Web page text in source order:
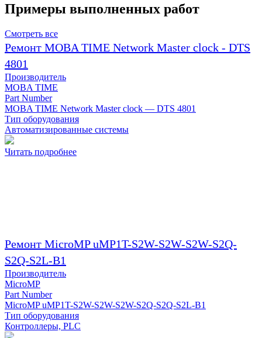
Примеры выполненных работ
Смотреть все
Ремонт MOBA TIME Network Master clock - DTS
4801
Производитель
MOBA TIME
Part Number
MOBA TIME Network Master clock — DTS 4801
Тип оборудования
Автоматизированные системы
Читать подробнее
Ремонт MicroMP uMP1T-S2W-S2W-S2W-S2Q-
S2Q-S2L-B1
Производитель
MicroMP
Part Number
MicroMP uMP1T-S2W-S2W-S2W-S2Q-S2Q-S2L-B1
Тип оборудования
Контроллеры, PLC